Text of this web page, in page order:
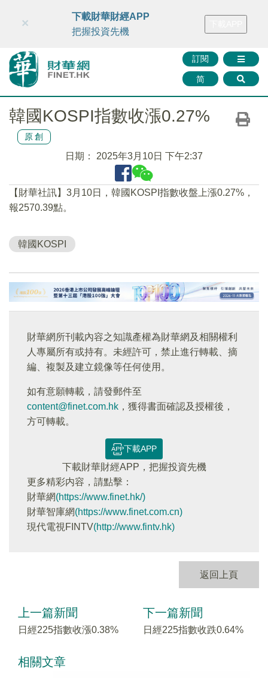
財華智庫網 FINTV FINMETA 財華證券 媒體矩陣
訂閱
简
×
下載財華財經APP
把握投資先機
韓國KOSPI指數收漲0.27%
原創
日期： 2025年3月10日 下午2:37
【財華社訊】3月10日，韓國KOSPI指數收盤上漲0.27%，
報2570.39點。
韓國KOSPI
財華網所刊載內容之知識產權為財華網及相關權利
人專屬所有或持有。未經許可，禁止進行轉載、摘
編、複製及建立鏡像等任何使用。
如有意願轉載，請發郵件至
content@finet.com.hk ，獲得書面確認及授權後，
方可轉載。
下載APP
下載財華財經APP，把握投資先機
更多精彩内容，請點擊：
財華網(https://www.finet.hk/)
財華智庫網(https://www.finet.com.cn)
現代電視FINTV(http://www.fintv.hk)
返回上頁
上一篇新聞
日經225指數收漲0.38%
下一篇新聞
日經225指數收跌0.64%
相關文章